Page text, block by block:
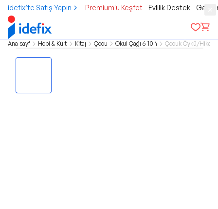
idefix’te Satış Yapın Premium'u Keşfet Evlilik Destek
Ana sayfa Hobi & Kültür Kitap Çocuk Okul Çağı 6-10 Yaş Çocuk Öykü/Hikaye